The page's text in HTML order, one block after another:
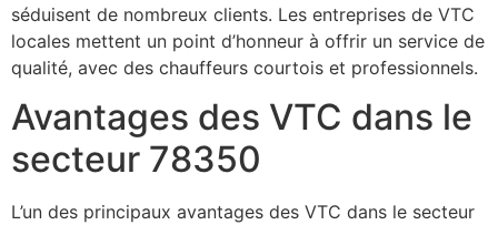
séduisent de nombreux clients. Les entreprises de VTC
locales mettent un point d’honneur à offrir un service de
qualité, avec des chauffeurs courtois et professionnels.
Avantages des VTC dans le
secteur 78350
L’un des principaux avantages des VTC dans le secteur